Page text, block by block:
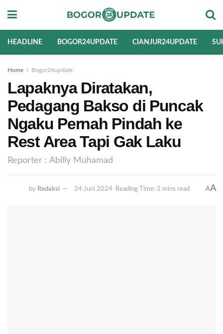
HEADLINE BOGOR24UPDATE CIANJUR24UPDATE
Home Bogor24update
Lapaknya Diratakan,
Pedagang Bakso di Puncak
Ngaku Pernah Pindah ke
Rest Area Tapi Gak Laku
Reporter : Abilly Muhamad
by Redaksi 24 Juni 2024 Reading Time: 2 mins read AA